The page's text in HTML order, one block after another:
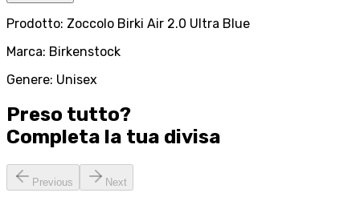
Prodotto: Zoccolo Birki Air 2.0 Ultra Blue
Marca: Birkenstock
Genere: Unisex
Preso tutto?
Completa la tua divisa
Previous Next